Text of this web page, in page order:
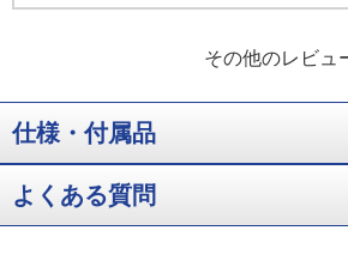
期待通りでした
期待通り、コンパクトで静かで涼しかっ
その他のレビュ
仕様・付属品
よくある質問